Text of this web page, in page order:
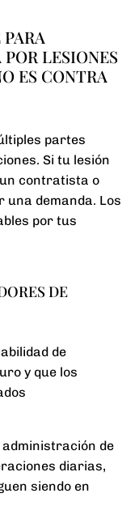
LESIONES
ES CONTRA
partes
Si tu lesión
contratista o
demanda. Los
por tus
DE
de
y que los
administración de
diarias,
siendo en